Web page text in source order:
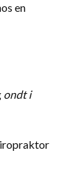
en
ondt i